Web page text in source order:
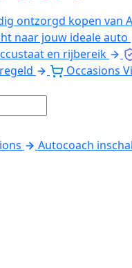
ontzorgd kopen van
naar jouw ideale auto
en rijbereik
Occasions
Autocoach